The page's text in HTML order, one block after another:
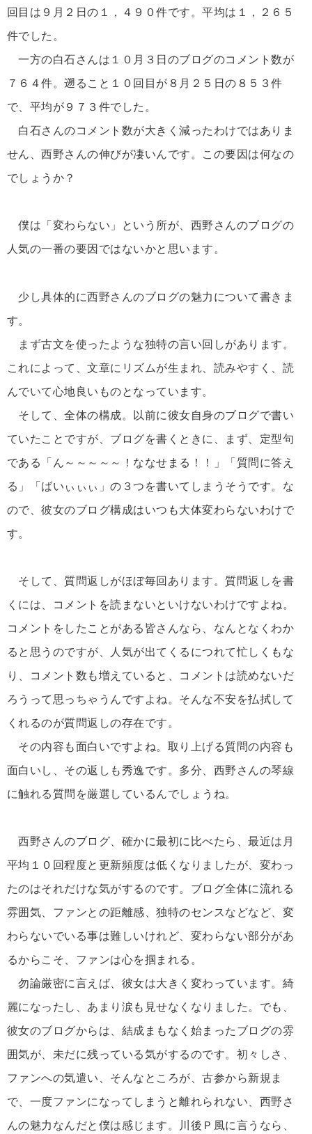
回目は９月２日の１，４９０件です。平均は１，２６５
件でした。
一方の白石さんは１０月３日のブログのコメント数が
７６４件。遡ること１０回目が８月２５日の８５３件
で、平均が９７３件でした。
白石さんのコメント数が大きく減ったわけではありま
せん、西野さんの伸びが凄いんです。この要因は何なの
でしょうか？
僕は「変わらない」という所が、西野さんのブログの
人気の一番の要因ではないかと思います。
少し具体的に西野さんのブログの魅力について書きま
す。
まず古文を使ったような独特の言い回しがあります。
これによって、文章にリズムが生まれ、読みやすく、読
んでいて心地良いものとなっています。
そして、全体の構成。以前に彼女自身のブログで書い
ていたことですが、ブログを書くときに、まず、定型句
である「ん～～～～～！ななせまる！！」「質問に答え
る」「ばいぃぃぃ」の３つを書いてしまうそうです。な
ので、彼女のブログ構成はいつも大体変わらないわけで
す。
そして、質問返しがほぼ毎回あります。質問返しを書
くには、コメントを読まないといけないわけですよね。
コメントをしたことがある皆さんなら、なんとなくわか
ると思うのですが、人気が出てくるにつれて忙しくもな
り、コメント数も増えていると、コメントは読めないだ
ろうって思っちゃうんですよね。そんな不安を払拭して
くれるのが質問返しの存在です。
その内容も面白いですよね。取り上げる質問の内容も
面白いし、その返しも秀逸です。多分、西野さんの琴線
に触れる質問を厳選しているんでしょうね。
西野さんのブログ、確かに最初に比べたら、最近は月
平均１０回程度と更新頻度は低くなりましたが、変わっ
たのはそれだけな気がするのです。ブログ全体に流れる
雰囲気、ファンとの距離感、独特のセンスなどなど、変
わらないでいる事は難しいけれど、変わらない部分があ
るからこそ、ファンは心を掴まれる。
勿論厳密に言えば、彼女は大きく変わっています。綺
麗になったし、あまり涙も見せなくなりました。でも、
彼女のブログからは、結成まもなく始まったブログの雰
囲気が、未だに残っている気がするのです。初々しさ、
ファンへの気遣い、そんなところが、古参から新規ま
で、一度ファンになってしまうと離れられない、西野さ
んの魅力なんだと僕は感じます。川後Ｐ風に言うなら、